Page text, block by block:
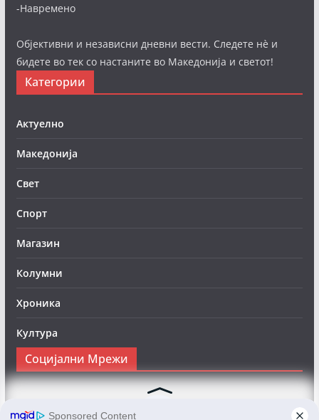
-Навремено
Објективни и независни дневни вести. Следете нè и
бидете во тек со настаните во Македонија и светот!
Категории
Актуелно
Македонија
Свет
Спорт
Магазин
Колумни
Хроника
Култура
Социјални Мрежи